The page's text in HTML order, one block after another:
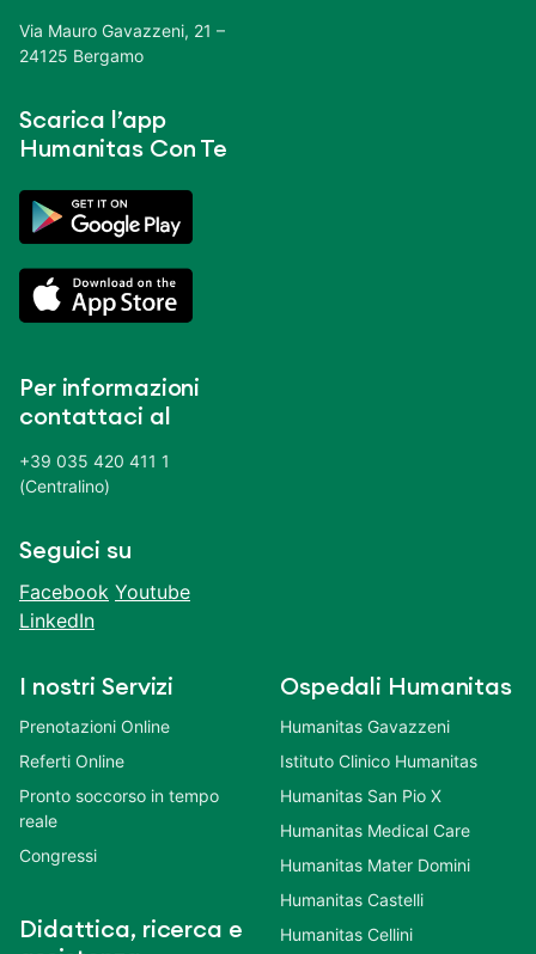
Via Mauro Gavazzeni, 21 –
24125 Bergamo
Scarica l’app
Humanitas Con Te
Per informazioni
contattaci al
+39 035 420 411 1
(Centralino)
Seguici su
Facebook Youtube
LinkedIn
I nostri Servizi
Prenotazioni Online
Referti Online
Pronto soccorso in tempo
reale
Congressi
Didattica, ricerca e
Ospedali Humanitas
Humanitas Gavazzeni
Istituto Clinico Humanitas
Humanitas San Pio X
Humanitas Medical Care
Humanitas Mater Domini
Humanitas Castelli
Humanitas Cellini